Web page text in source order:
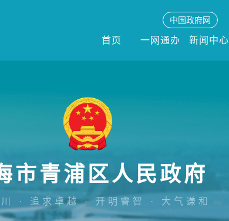
中国政府网
首页 一网通办 新闻中心
市青浦区人民政府
· 追求卓越 · 开明睿智 · 大气谦和